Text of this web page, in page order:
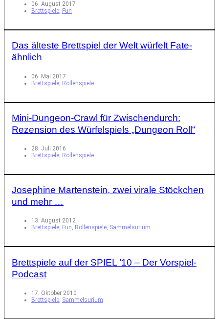
06. August 2017
Brettspiele, Fun
Das älteste Brettspiel der Welt würfelt Fate-
ähnlich
06. Mai 2017
Brettspiele Rollenspiele
Mini-Dungeon-Crawl für Zwischendurch:
Rezension des Würfelspiels „Dungeon Roll“
28. Juli 2016
Brettspiele, Rollenspiele
Josephine Martenstein, zwei virale Stöckchen
und mehr …
13. August 2012
Brettspiele, Fun, Rollenspiele, Sammelsurium
Brettspiele auf der SPIEL ’10 – Der Vorspiel-
Podcast
17. Oktober 2010
Brettspiele Sammelsurium